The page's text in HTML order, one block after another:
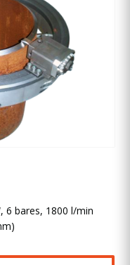
6 bares, 1800 l/min